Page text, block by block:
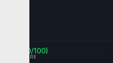
Safe (100/100)
TRUST SCORE